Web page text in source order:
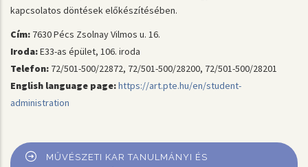
kapcsolatos döntések előkészítésében.
Cím: 7630 Pécs Zsolnay Vilmos u. 16.
Iroda:E33-as épület, 106. iroda
Telefon: 72/501-500/22872, 72/501-500/28200, 72/501-500/28201
English language page:https://art.pte.hu/en/student-
administration
MŰVÉSZETI KAR TANULMÁNYI ÉS